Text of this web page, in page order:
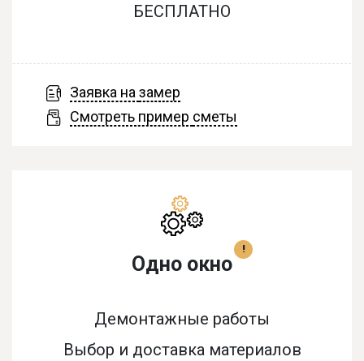
БЕСПЛАТНО
Заявка на замер
Смотреть пример сметы
Одно окно
!
Демонтажные работы
Выбор и доставка материалов